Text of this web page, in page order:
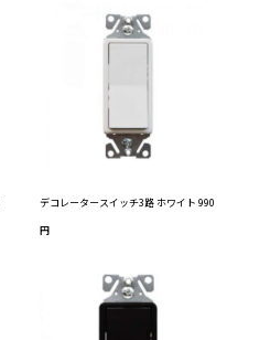
デコレータースイッチ3路 ホワイト 990
円